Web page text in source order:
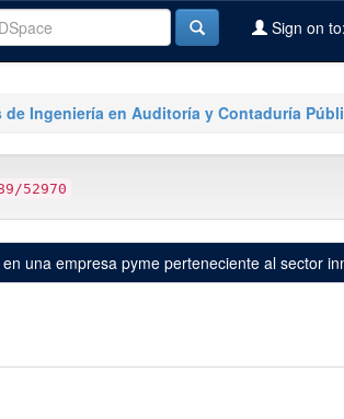
Sign on to:
de Ingeniería en Auditoría y Contaduría
52970
una empresa pyme perteneciente al sector